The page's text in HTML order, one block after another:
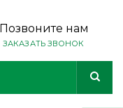
Позвоните нам
ЗАКАЗАТЬ ЗВОНОК